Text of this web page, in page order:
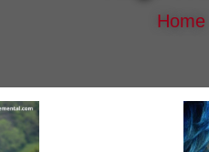
Home